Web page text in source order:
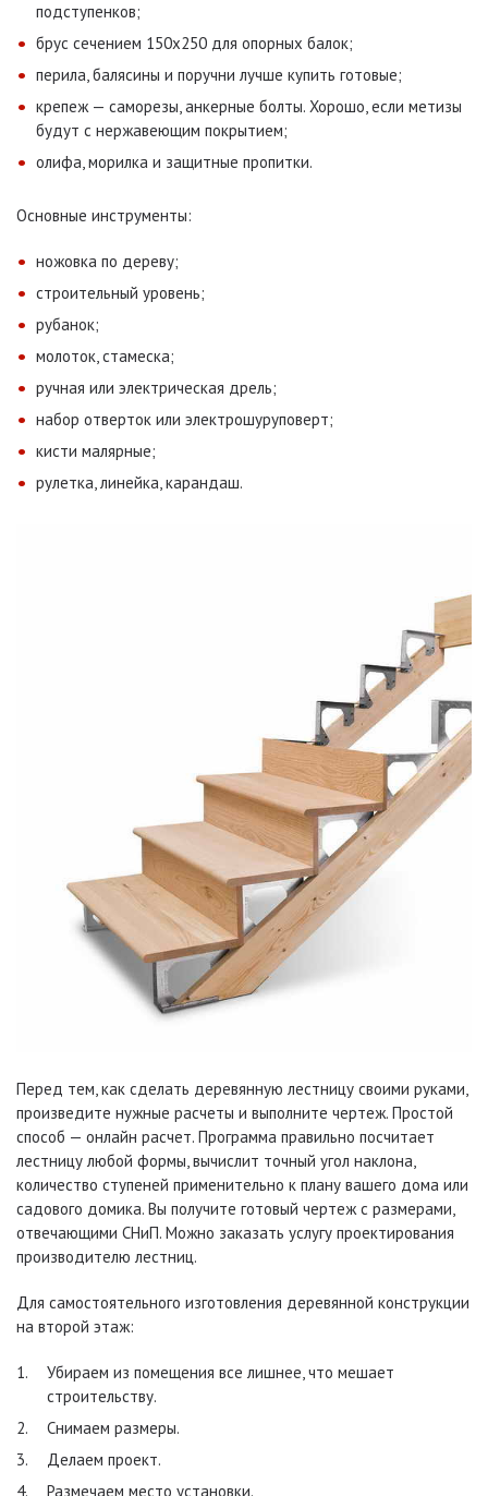
подступенков;
брус сечением 150х250 для опорных балок;
перила, балясины и поручни лучше купить готовые;
крепеж — саморезы, анкерные болты. Хорошо, если метизы
будут с нержавеющим покрытием;
олифа, морилка и защитные пропитки.
Основные инструменты:
ножовка по дереву;
строительный уровень;
рубанок;
молоток, стамеска;
ручная или электрическая дрель;
набор отверток или электрошуруповерт;
кисти малярные;
рулетка, линейка, карандаш.
Перед тем, как сделать деревянную лестницу своими руками,
произведите нужные расчеты и выполните чертеж. Простой
способ — онлайн расчет. Программа правильно посчитает
лестницу любой формы, вычислит точный угол наклона,
количество ступеней применительно к плану вашего дома или
садового домика. Вы получите готовый чертеж с размерами,
отвечающими СНиП. Можно заказать услугу проектирования
производителю лестниц.
Для самостоятельного изготовления деревянной конструкции
на второй этаж:
Убираем из помещения все лишнее, что мешает
строительству.
Снимаем размеры.
Делаем проект.
Размечаем место установки.